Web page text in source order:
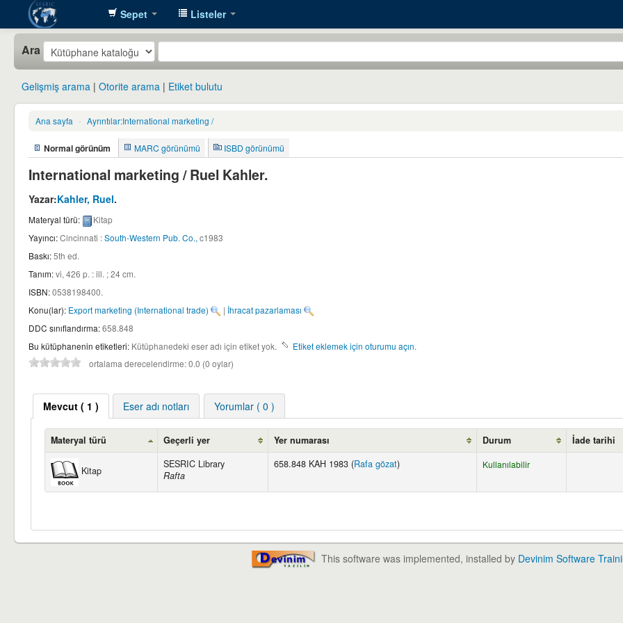
SESRIC
Library
Sepet Listeler
Ara
Gelişmiş arama Otorite arama Etiket bulutu
Ana sayfa › Ayrıntılar:International marketing /
Normal görünüm MARC görünümü ISBD görünümü
International marketing /Ruel Kahler.
Yazar:Kahler, Ruel.
Materyal türü:
Kitap
Yayıncı:Cincinnati :South-Western Pub. Co., c1983
Baskı:5th ed.
Tanım:vi, 426 p. : ill. ; 24 cm.
ISBN:0538198400.
Konu(lar): Export marketing (International trade) | İhracat pazarlaması
DDC sınıflandırma:658.848
Bu kütüphanenin etiketleri: Kütüphanedeki eser adı için etiket yok.
Etiket eklemek için oturumu açın.
ortalama derecelendirme: 0.0 (0 oylar)
Mevcut( 1 ) Eser adı notları Yorumlar ( 0 )
Materyal türü Geçerli yer Yer numarası Durum İade tarihi
Kitap
SESRIC Library
Rafta
658.848 KAH 1983 (Rafa gözat) Kullanılabilir
This software was implemented, installed by Devinim Software